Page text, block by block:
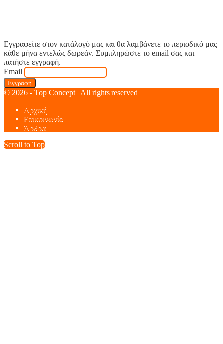
Εγγραφείτε στον κατάλογό μας και θα λαμβάνετε το περιοδικό μας
κάθε μήνα εντελώς δωρεάν. Συμπληρώστε το email σας και
πατήστε εγγραφή.
Email
© 2026 - Top Concept | All rights reserved
Αρχική
Επικοινωνία
Άρθρα
Scroll to Top